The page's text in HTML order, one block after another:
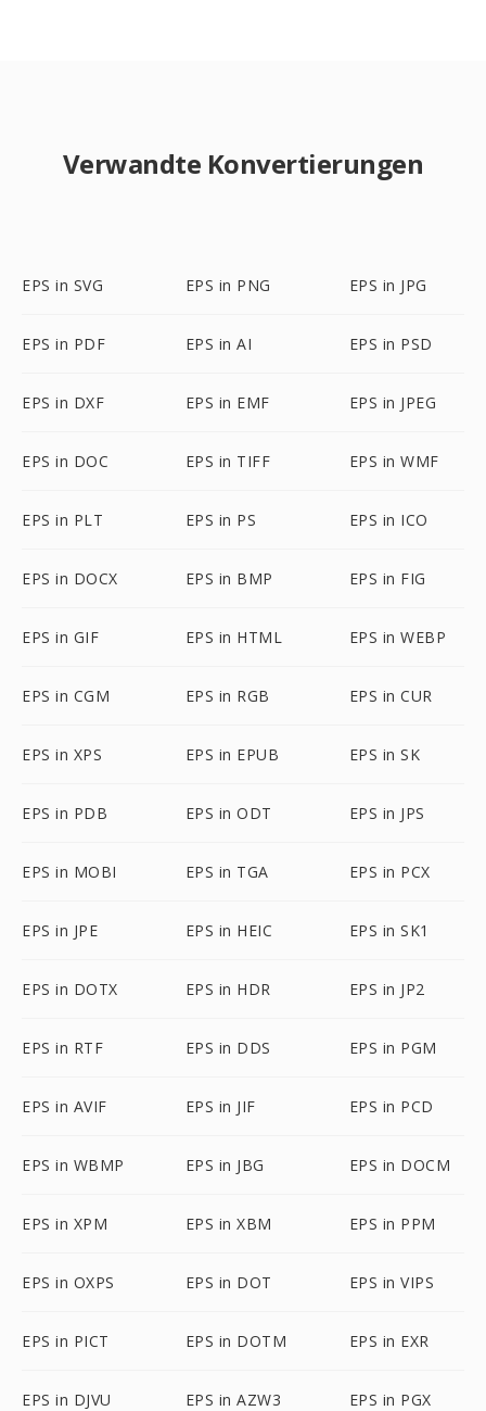
Verwandte Konvertierungen
EPS in SVG EPS in PNG EPS in JPG
EPS in PDF EPS in AI EPS in PSD
EPS in DXF EPS in EMF EPS in JPEG
EPS in DOC EPS in TIFF EPS in WMF
EPS in PLT EPS in PS EPS in ICO
EPS in DOCX EPS in BMP EPS in FIG
EPS in GIF EPS in HTML EPS in WEBP
EPS in CGM EPS in RGB EPS in CUR
EPS in XPS EPS in EPUB EPS in SK
EPS in PDB EPS in ODT EPS in JPS
EPS in MOBI EPS in TGA EPS in PCX
EPS in JPE EPS in HEIC EPS in SK1
EPS in DOTX EPS in HDR EPS in JP2
EPS in RTF EPS in DDS EPS in PGM
EPS in AVIF EPS in JIF EPS in PCD
EPS in WBMP EPS in JBG EPS in DOCM
EPS in XPM EPS in XBM EPS in PPM
EPS in OXPS EPS in DOT EPS in VIPS
EPS in PICT EPS in DOTM EPS in EXR
EPS in DJVU EPS in AZW3 EPS in PGX